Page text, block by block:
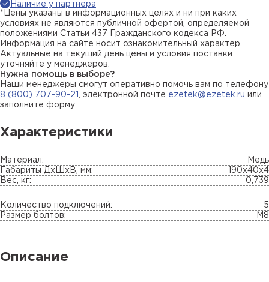
Наличие у партнера
*Цены указаны в информационных целях и ни при каких
условиях не являются публичной офертой, определяемой
положениями Статьи 437 Гражданского кодекса РФ.
Информация на сайте носит ознакомительный характер.
Актуальные на текущий день цены и условия поставки
уточняйте у менеджеров.
Нужна помощь в выборе?
Наши менеджеры смогут оперативно помочь вам по телефону
8 (800) 707-90-21
, электронной почте ezetek@ezetek.ru или
заполните форму
Характеристики
Материал:
Медь
Габариты ДхШхВ, мм:
190х40х4
Вес, кг:
0,739
Количество подключений:
5
Размер болтов:
М8
Описание